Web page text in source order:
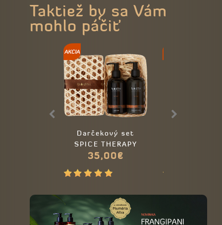
Taktiež by sa Vám
mohlo páčiť
Darčekový set
SPICE THERAPY
35,00€